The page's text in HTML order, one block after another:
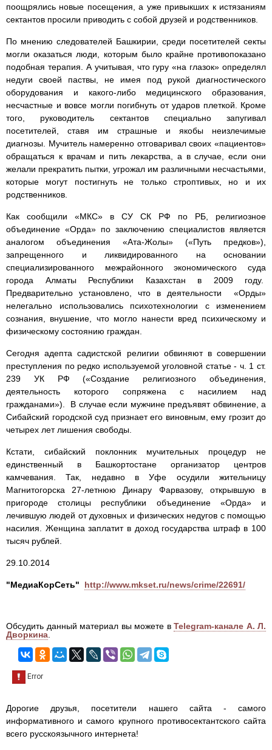
поощрялись новые посещения, а уже привыкших к истязаниям
сектантов просили приводить с собой друзей и родственников.
По мнению следователей Башкирии, среди посетителей секты
могли оказаться люди, которым было крайне противопоказано
подобная терапия. А учитывая, что гуру «на глазок» определял
недуги своей паствы, не имея под рукой диагностического
оборудования и какого-либо медицинского образования,
несчастные и вовсе могли погибнуть от ударов плеткой. Кроме
того, руководитель сектантов специально запугивал
посетителей, ставя им страшные и якобы неизлечимые
диагнозы. Мучитель намеренно отговаривал своих «пациентов»
обращаться к врачам и пить лекарства, а в случае, если они
желали прекратить пытки, угрожал им различными несчастьями,
которые могут постигнуть не только строптивых, но и их
родственников.
Как сообщили «МКС» в СУ СК РФ по РБ, религиозное
объединение «Орда» по заключению специалистов является
аналогом объединения «Ата-Жолы» («Путь предков»),
запрещенного и ликвидированного на основании
специализированного межрайонного экономического суда
города Алматы Республики Казахстан в 2009 году.
Предварительно установлено, что в деятельности «Орды»
нелегально использовались психотехнологии с изменением
сознания, внушение, что могло нанести вред психическому и
физическому состоянию граждан.
Сегодня адепта садистской религии обвиняют в совершении
преступления по редко используемой уголовной статье - ч. 1 ст.
239 УК РФ («Создание религиозного объединения,
деятельность которого сопряжена с насилием над
гражданами»). В случае если мужчине предъявят обвинение, а
Сибайский городской суд признает его виновным, ему грозит до
четырех лет лишения свободы.
Кстати, сибайский поклонник мучительных процедур не
единственный в Башкортостане организатор центров
камчевания. Так, недавно в Уфе осудили жительницу
Магнитогорска 27-летнюю Динару Фарвазову, открывшую в
пригороде столицы республики объединение «Орда» и
лечившую людей от духовных и физических недугов с помощью
насилия. Женщина заплатит в доход государства штраф в 100
тысяч рублей.
29.10.2014
"МедиаКорСеть" http://www.mkset.ru/news/crime/22691/
Обсудить данный материал вы можете в Telegram-канале А. Л.
Дворкина
Дорогие друзья, посетители нашего сайта - самого
информативного и самого крупного противосектантского сайта
всего русскоязычного интернета!